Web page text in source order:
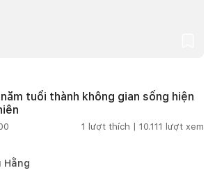
tuổi thành không gian sống hiện
1 lượt thích | 10.111 lượt xem
Hằng